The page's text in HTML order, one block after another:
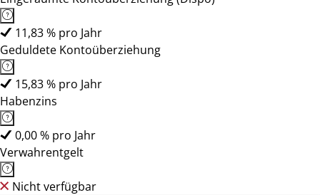
11,83 % pro Jahr
Geduldete Kontoüberziehung
15,83 % pro Jahr
Habenzins
0,00 % pro Jahr
Verwahrentgelt
Nicht verfügbar